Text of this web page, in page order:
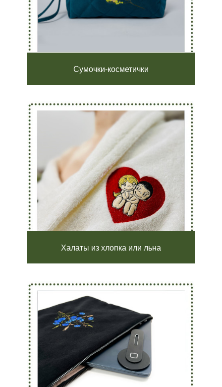
Сумочки-косметички
Халаты из хлопка или льна
marketing@momoforhome.ru
shop@momoforhome.ru
ИНН 9704000010
ООО «Мода Москвы»
Политика обработки
персональных данных
Подольское шоссе, 8
Пятницкая ул., 54, ср. 1
Адрес магазина
Электролитный проезд 7
Производство